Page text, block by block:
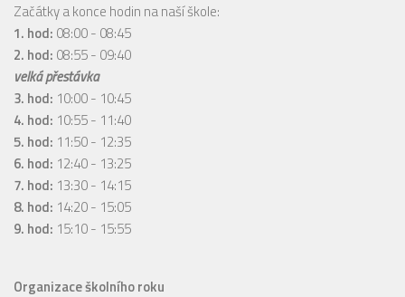
Začátky a konce hodin na naší škole:
1. hod: 08:00 - 08:45
2. hod: 08:55 - 09:40
velká přestávka
3. hod: 10:00 - 10:45
4. hod: 10:55 - 11:40
5. hod: 11:50 - 12:35
6. hod: 12:40 - 13:25
7. hod: 13:30 - 14:15
8. hod: 14:20 - 15:05
9. hod: 15:10 - 15:55
Organizace školního roku